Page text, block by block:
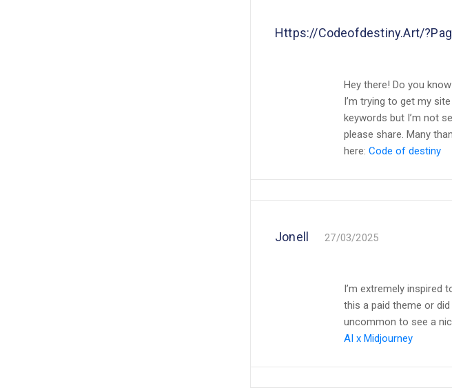
Https://codeofdestiny.Art/
Hey there! Do you
I’m trying to get my
keywords but I’m not
please share. Many
here: Code of destiny
Jonell 27/03/2025
I’m extremely inspired
this a paid theme or
uncommon to see a
AI x Midjourney